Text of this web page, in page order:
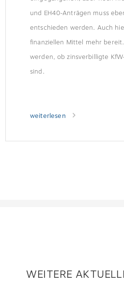
und EH40-Anträgen muss
entschieden werden. Auch
finanziellen Mittel mehr
werden, ob zinsverbilligte
sind.
weiterlesen
WEITERE